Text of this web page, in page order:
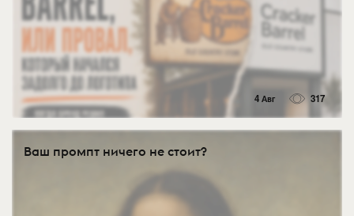
4 Авг 317
Ваш промпт ничего не стоит?